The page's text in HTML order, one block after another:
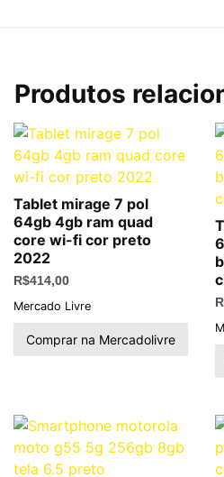
Produtos
Tablet mirage 7 pol
64gb 4gb ram quad
core wi-fi cor preto
2022
R$414,00
Mercado Livre
Comprar na Mercadolivre